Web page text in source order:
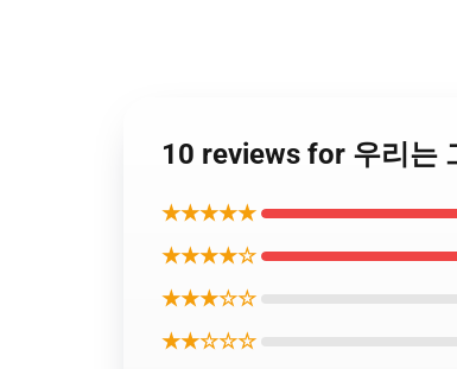
10 reviews for 우리는
★★★★★
★★★★☆
★★★☆☆
★★☆☆☆